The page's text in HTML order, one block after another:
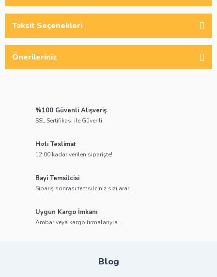
Taksit Seçenekleri
Önerileriniz
%100 Güvenli Alışveriş
SSL Sertifikası ile Güvenli
Hızlı Teslimat
12:00’kadar verilen siparişte!
Bayi Temsilcisi
Sipariş sonrası temsilciniz sizi arar
Uygun Kargo İmkanı
Ambar veya kargo firmalarıyla...
Blog